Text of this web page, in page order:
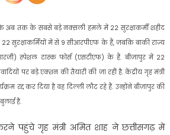
अब तक के सबसे बड़े नक्सली हमले में 22 सुरक्षाकर्मी शहीद
सुरक्षाकर्मियों में से 9 सीआरपीएफ के हैं, जबकि बाकी राज्य
स्पेशल टास्क फोर्स (एसटीएफ) के हैं. बीजापुर में 22
पर बड़े एक्शन की तैयारी की जा रही है. केंद्रीय गृह मंत्री
रद्द कर दिया है वह दिल्ली लौट रहे हैं. उन्होंने बीजापुर की
है.
पहुंचे गृह मंत्री अमित शाह ने छत्तीसगढ़ में